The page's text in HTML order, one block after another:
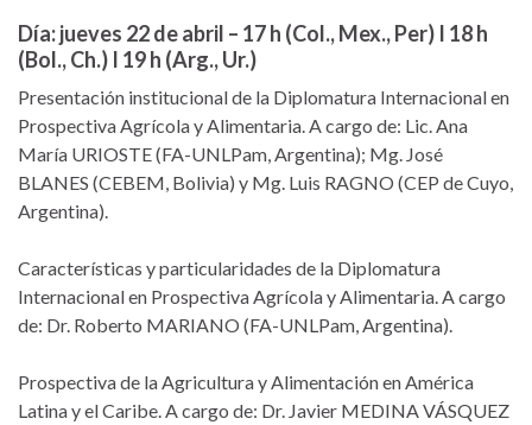
Día: jueves 22 de abril – 17 h (Col., Mex., Per) I 18 h
(Bol., Ch.) I 19 h (Arg., Ur.)
Presentación institucional de la Diplomatura Internacional en
Prospectiva Agrícola y Alimentaria. A cargo de: Lic. Ana
María URIOSTE (FA-UNLPam, Argentina); Mg. José
BLANES (CEBEM, Bolivia) y Mg. Luis RAGNO (CEP de Cuyo,
Argentina).
Características y particularidades de la Diplomatura
Internacional en Prospectiva Agrícola y Alimentaria. A cargo
de: Dr. Roberto MARIANO (FA-UNLPam, Argentina).
Prospectiva de la Agricultura y Alimentación en América
Latina y el Caribe. A cargo de: Dr. Javier MEDINA VÁSQUEZ